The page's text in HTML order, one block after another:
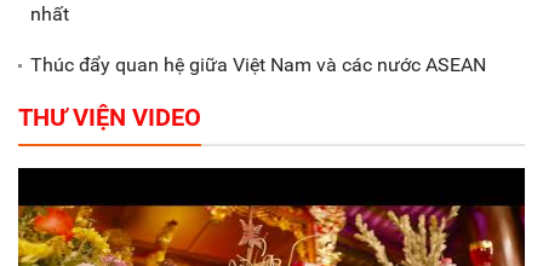
nhất
Thúc đẩy quan hệ giữa Việt Nam và các nước ASEAN
THƯ VIỆN VIDEO